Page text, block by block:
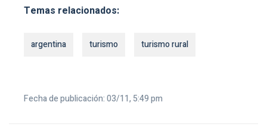
Temas relacionados:
argentina turismo turismo rural
Fecha de publicación: 03/11, 5:49 pm